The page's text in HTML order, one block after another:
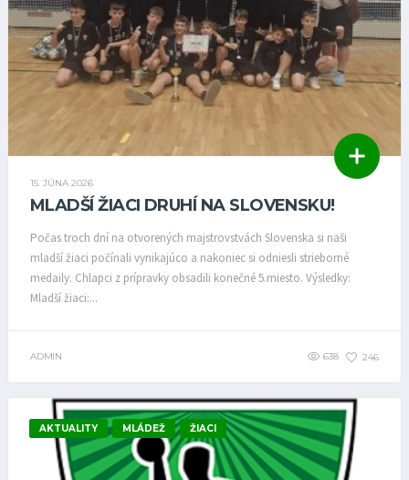
15. JÚNA 2026
MLADŠÍ ŽIACI DRUHÍ NA SLOVENSKU!
Počas troch dní na otvorených majstrovstvách Slovenska si naši
mladší žiaci počínali vynikajúco a nakoniec si odniesli strieborné
medaily. Chlapci z prípravky obsadili konečné 5.miesto. Výsledky:
Mladší žiaci:...
ADMIN 638 246
AKTUALITY MLÁDEŽ ŽIACI